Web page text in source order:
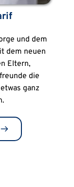
und dem
dem neuen
Eltern,
die
ganz